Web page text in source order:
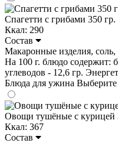
Спагетти с грибами 350
Ккал: 290
Состав
Макаронные изделия,
На 100 г. блюдо содержит:
углеводов - 12,6 гр.
Блюда для ужина
Овощи тушёные с курицей
Ккал: 367
Состав